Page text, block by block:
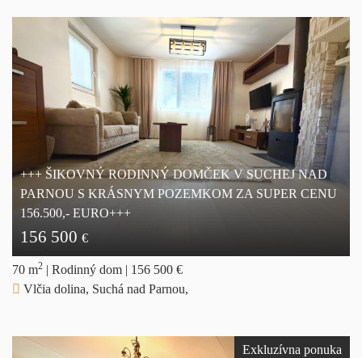
+++ ŠIKOVNÝ RODINNÝ DOMČEK V SUCHEJ NAD
PARNOU S KRÁSNYM POZEMKOM ZA SUPER CENU
156.500,- EURO+++
156 500 €
70 m2 | Rodinný dom | 156 500 €
Vlčia dolina, Suchá nad Parnou,
Exkluzívna ponuka